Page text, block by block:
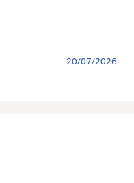
20/07/2026